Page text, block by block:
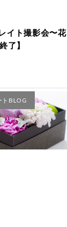
イト撮影会〜花
了】
BLOG